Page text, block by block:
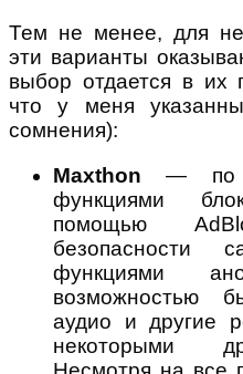
Тем не менее, для
эти варианты
выбор отдается в их
что у меня
сомнения):
Maxthon — по
функциями
помощью
безопасности
функциями
возможностью
аудио и другие
некоторыми